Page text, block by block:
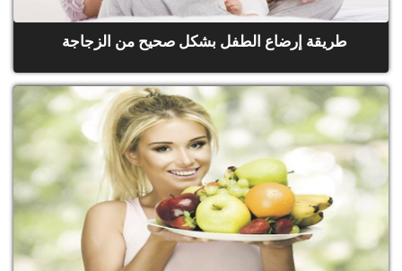
طريقة إرضاع الطفل بشكل صحيح من الزجاجة